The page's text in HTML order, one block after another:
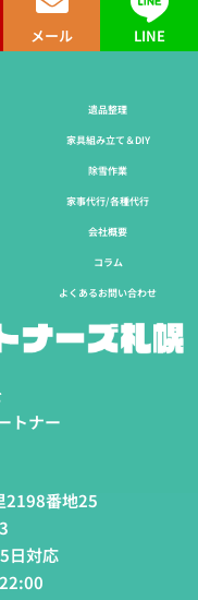
メール LINE
遺品整理
家具組み立て＆DIY
除雪作業
家事代行/各種代行
会社概要
コラム
よくあるお問い合わせ
トナー
2198番地25
日対応